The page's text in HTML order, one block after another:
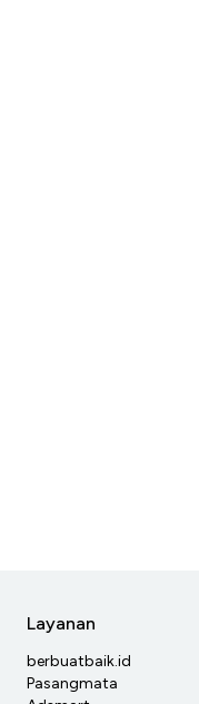
Layanan
berbuatbaik.id
Pasangmata